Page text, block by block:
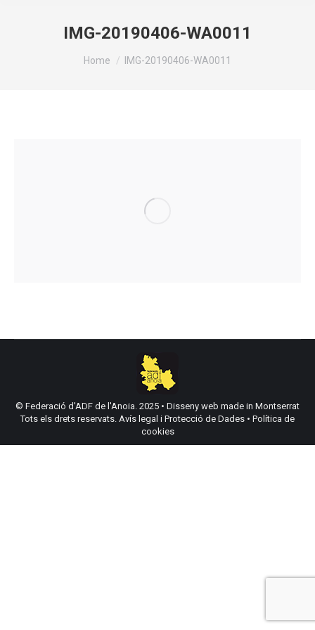
IMG-20190406-WA0011
You are here:
Home IMG-20190406-WA0011
© Federació d'ADF de l'Anoia. 2025 • Disseny web made in Montserrat
Tots els drets reservats. Avís legal i Protecció de Dades • Política de
cookies